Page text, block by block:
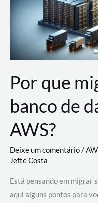
Por que
banco de
AWS?
Deixe um comentário/
Jefte Costa
Está pensando em migrar
aqui alguns pontos para